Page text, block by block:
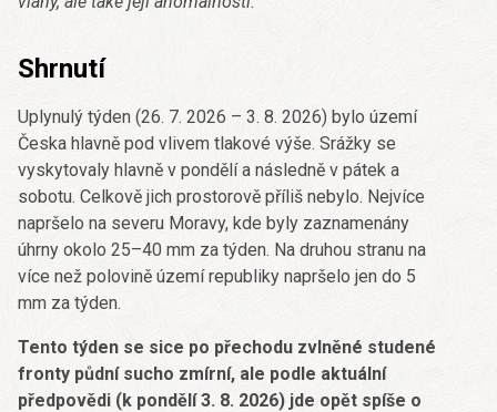
Shrnutí
Uplynulý týden (26. 7. 2026 – 3. 8. 2026) bylo území
Česka hlavně pod vlivem tlakové výše. Srážky se
vyskytovaly hlavně v pondělí a následně v pátek a
sobotu. Celkově jich prostorově příliš nebylo. Nejvíce
napršelo na severu Moravy, kde byly zaznamenány
úhrny okolo 25–40 mm za týden. Na druhou stranu na
více než polovině území republiky napršelo jen do 5
mm za týden.
Tento týden se sice po přechodu zvlněné studené
fronty půdní sucho zmírní, ale podle aktuální
předpovědi (k pondělí 3. 8. 2026) jde opět spíše o